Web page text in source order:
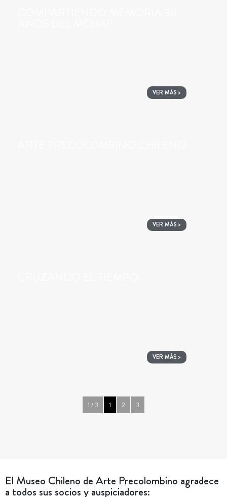
VER MÁS >
VER MÁS >
VER MÁS >
1 / 3 1 2 3
El Museo Chileno de Arte Precolombino agradece
a todos sus socios y auspiciadores: